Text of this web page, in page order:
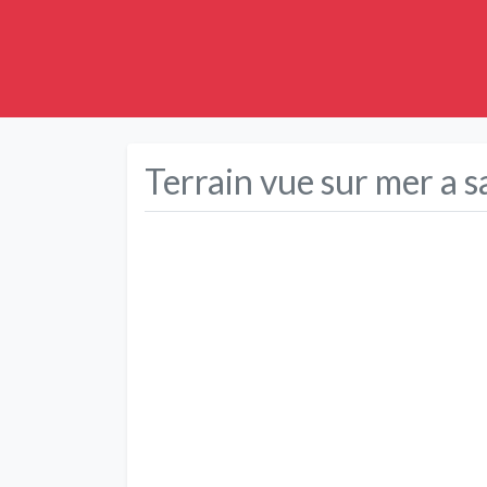
Terrain vue sur mer a